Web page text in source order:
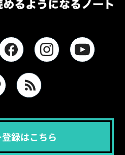
録はこちら